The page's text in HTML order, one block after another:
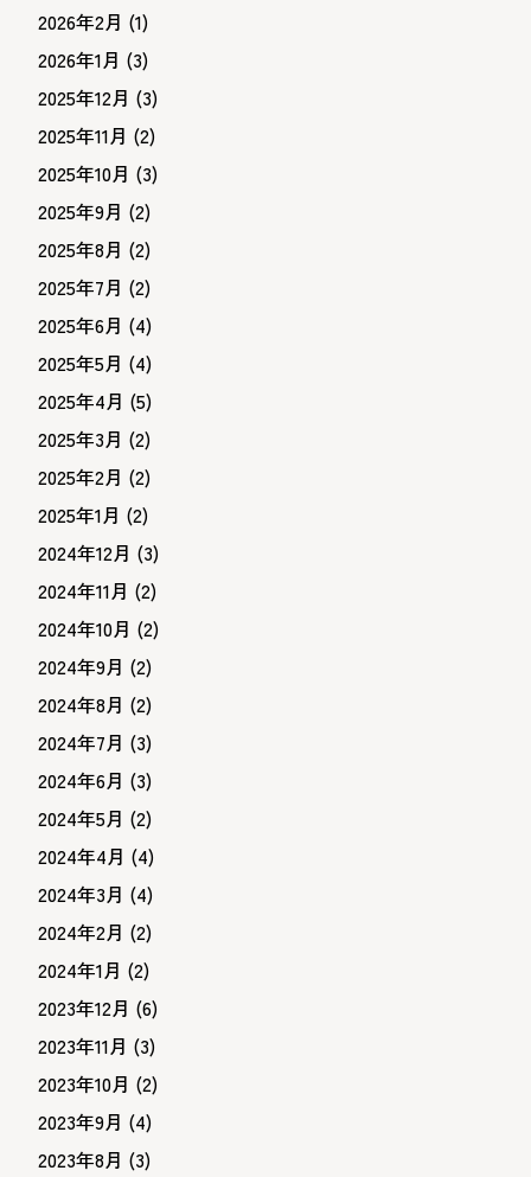
2026年2月 (1)
2026年1月 (3)
2025年12月 (3)
2025年11月 (2)
2025年10月 (3)
2025年9月 (2)
2025年8月 (2)
2025年7月 (2)
2025年6月 (4)
2025年5月 (4)
2025年4月 (5)
2025年3月 (2)
2025年2月 (2)
2025年1月 (2)
2024年12月 (3)
2024年11月 (2)
2024年10月 (2)
2024年9月 (2)
2024年8月 (2)
2024年7月 (3)
2024年6月 (3)
2024年5月 (2)
2024年4月 (4)
2024年3月 (4)
2024年2月 (2)
2024年1月 (2)
2023年12月 (6)
2023年11月 (3)
2023年10月 (2)
2023年9月 (4)
2023年8月 (3)